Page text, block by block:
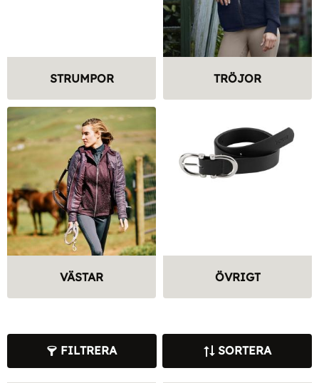
STRUMPOR TRÖJOR
VÄSTAR ÖVRIGT
FILTRERA SORTERA